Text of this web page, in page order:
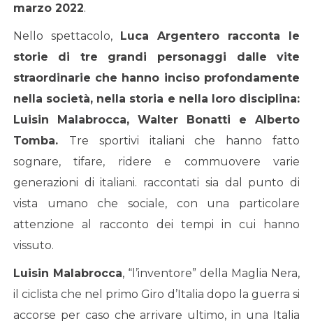
marzo 2022.
Nello spettacolo, Luca Argentero racconta le
storie di tre grandi personaggi dalle vite
straordinarie che hanno inciso profondamente
nella società, nella storia e nella loro disciplina:
Luisin Malabrocca, Walter Bonatti e Alberto
Tomba. Tre sportivi italiani che hanno fatto
sognare, tifare, ridere e commuovere varie
generazioni di italiani. raccontati sia dal punto di
vista umano che sociale, con una particolare
attenzione al racconto dei tempi in cui hanno
vissuto.
Luisin Malabrocca, “l’inventore” della Maglia Nera,
il ciclista che nel primo Giro d’Italia dopo la guerra si
accorse per caso che arrivare ultimo, in una Italia